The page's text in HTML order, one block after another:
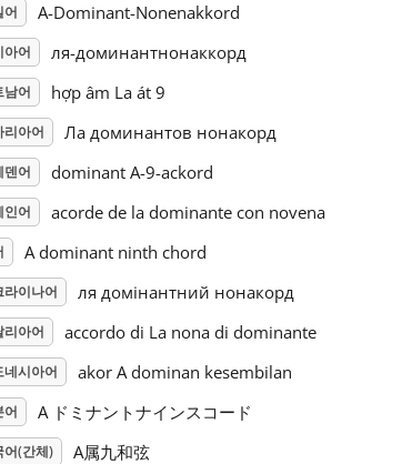
어 A-Dominant-Nonenakkord
아어 ля-доминантнонаккорд
남어 hợp âm La át 9
리아어 Ла доминантов нонакорд
덴어 dominant A-9-ackord
인어 acorde de la dominante con novena
A dominant ninth chord
라이나어 ля домінантний нонакорд
리아어 accordo di La nona di dominante
네시아어 akor A dominan kesembilan
어 A ドミナントナインスコード
어(간체) A属九和弦